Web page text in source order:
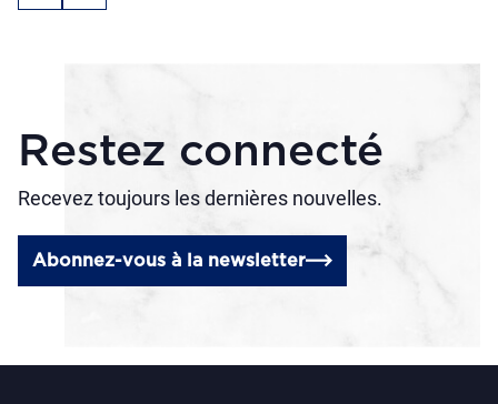
Restez connecté
Recevez toujours les dernières nouvelles.
Abonnez-vous à la newsletter